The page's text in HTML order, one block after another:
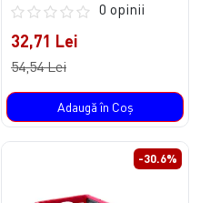
0 opinii
32,71 Lei
54,54 Lei
Adaugă în Coş
-30.6%